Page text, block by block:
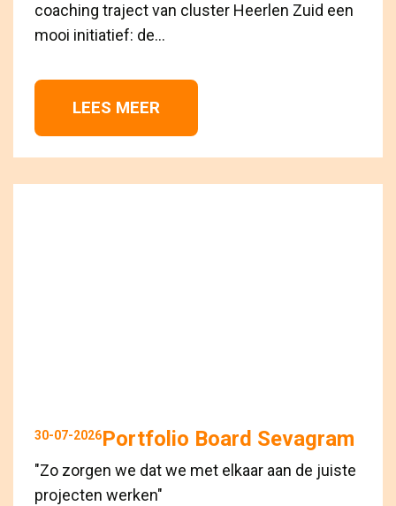
coaching traject van cluster Heerlen Zuid een
mooi initiatief: de...
LEES MEER
30-07-2026Portfolio Board Sevagram
"Zo zorgen we dat we met elkaar aan de juiste
projecten werken"